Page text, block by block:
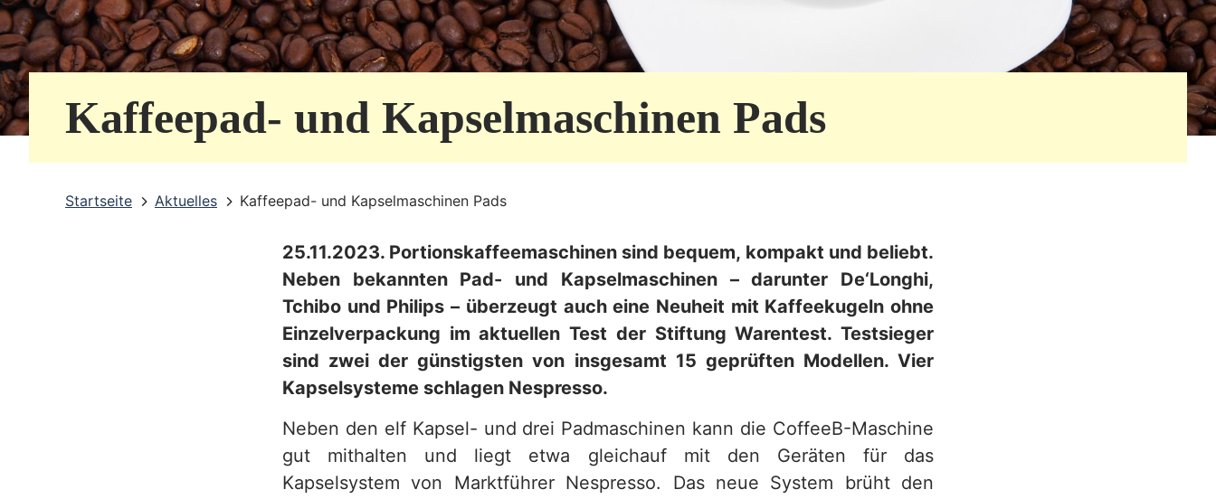
Kaffeepad- und Kapselmaschinen Pads
Startseite Aktuelles Kaffeepad- und Kapselmaschinen Pads
25.11.2023. Portionskaffeemaschinen sind bequem, kompakt und beliebt.
Neben bekannten Pad- und Kapselmaschinen – darunter De‘Longhi,
Tchibo und Philips – überzeugt auch eine Neuheit mit Kaffeekugeln ohne
Einzelverpackung im aktuellen Test der Stiftung Warentest. Testsieger
sind zwei der günstigsten von insgesamt 15 geprüften Modellen. Vier
Kapselsysteme schlagen Nespresso.
Neben den elf Kapsel- und drei Padmaschinen kann die CoffeeB-Maschine
gut mithalten und liegt etwa gleichauf mit den Geräten für das
Kapselsystem von Marktführer Nespresso. Das neue System brüht den
e
r
v
i